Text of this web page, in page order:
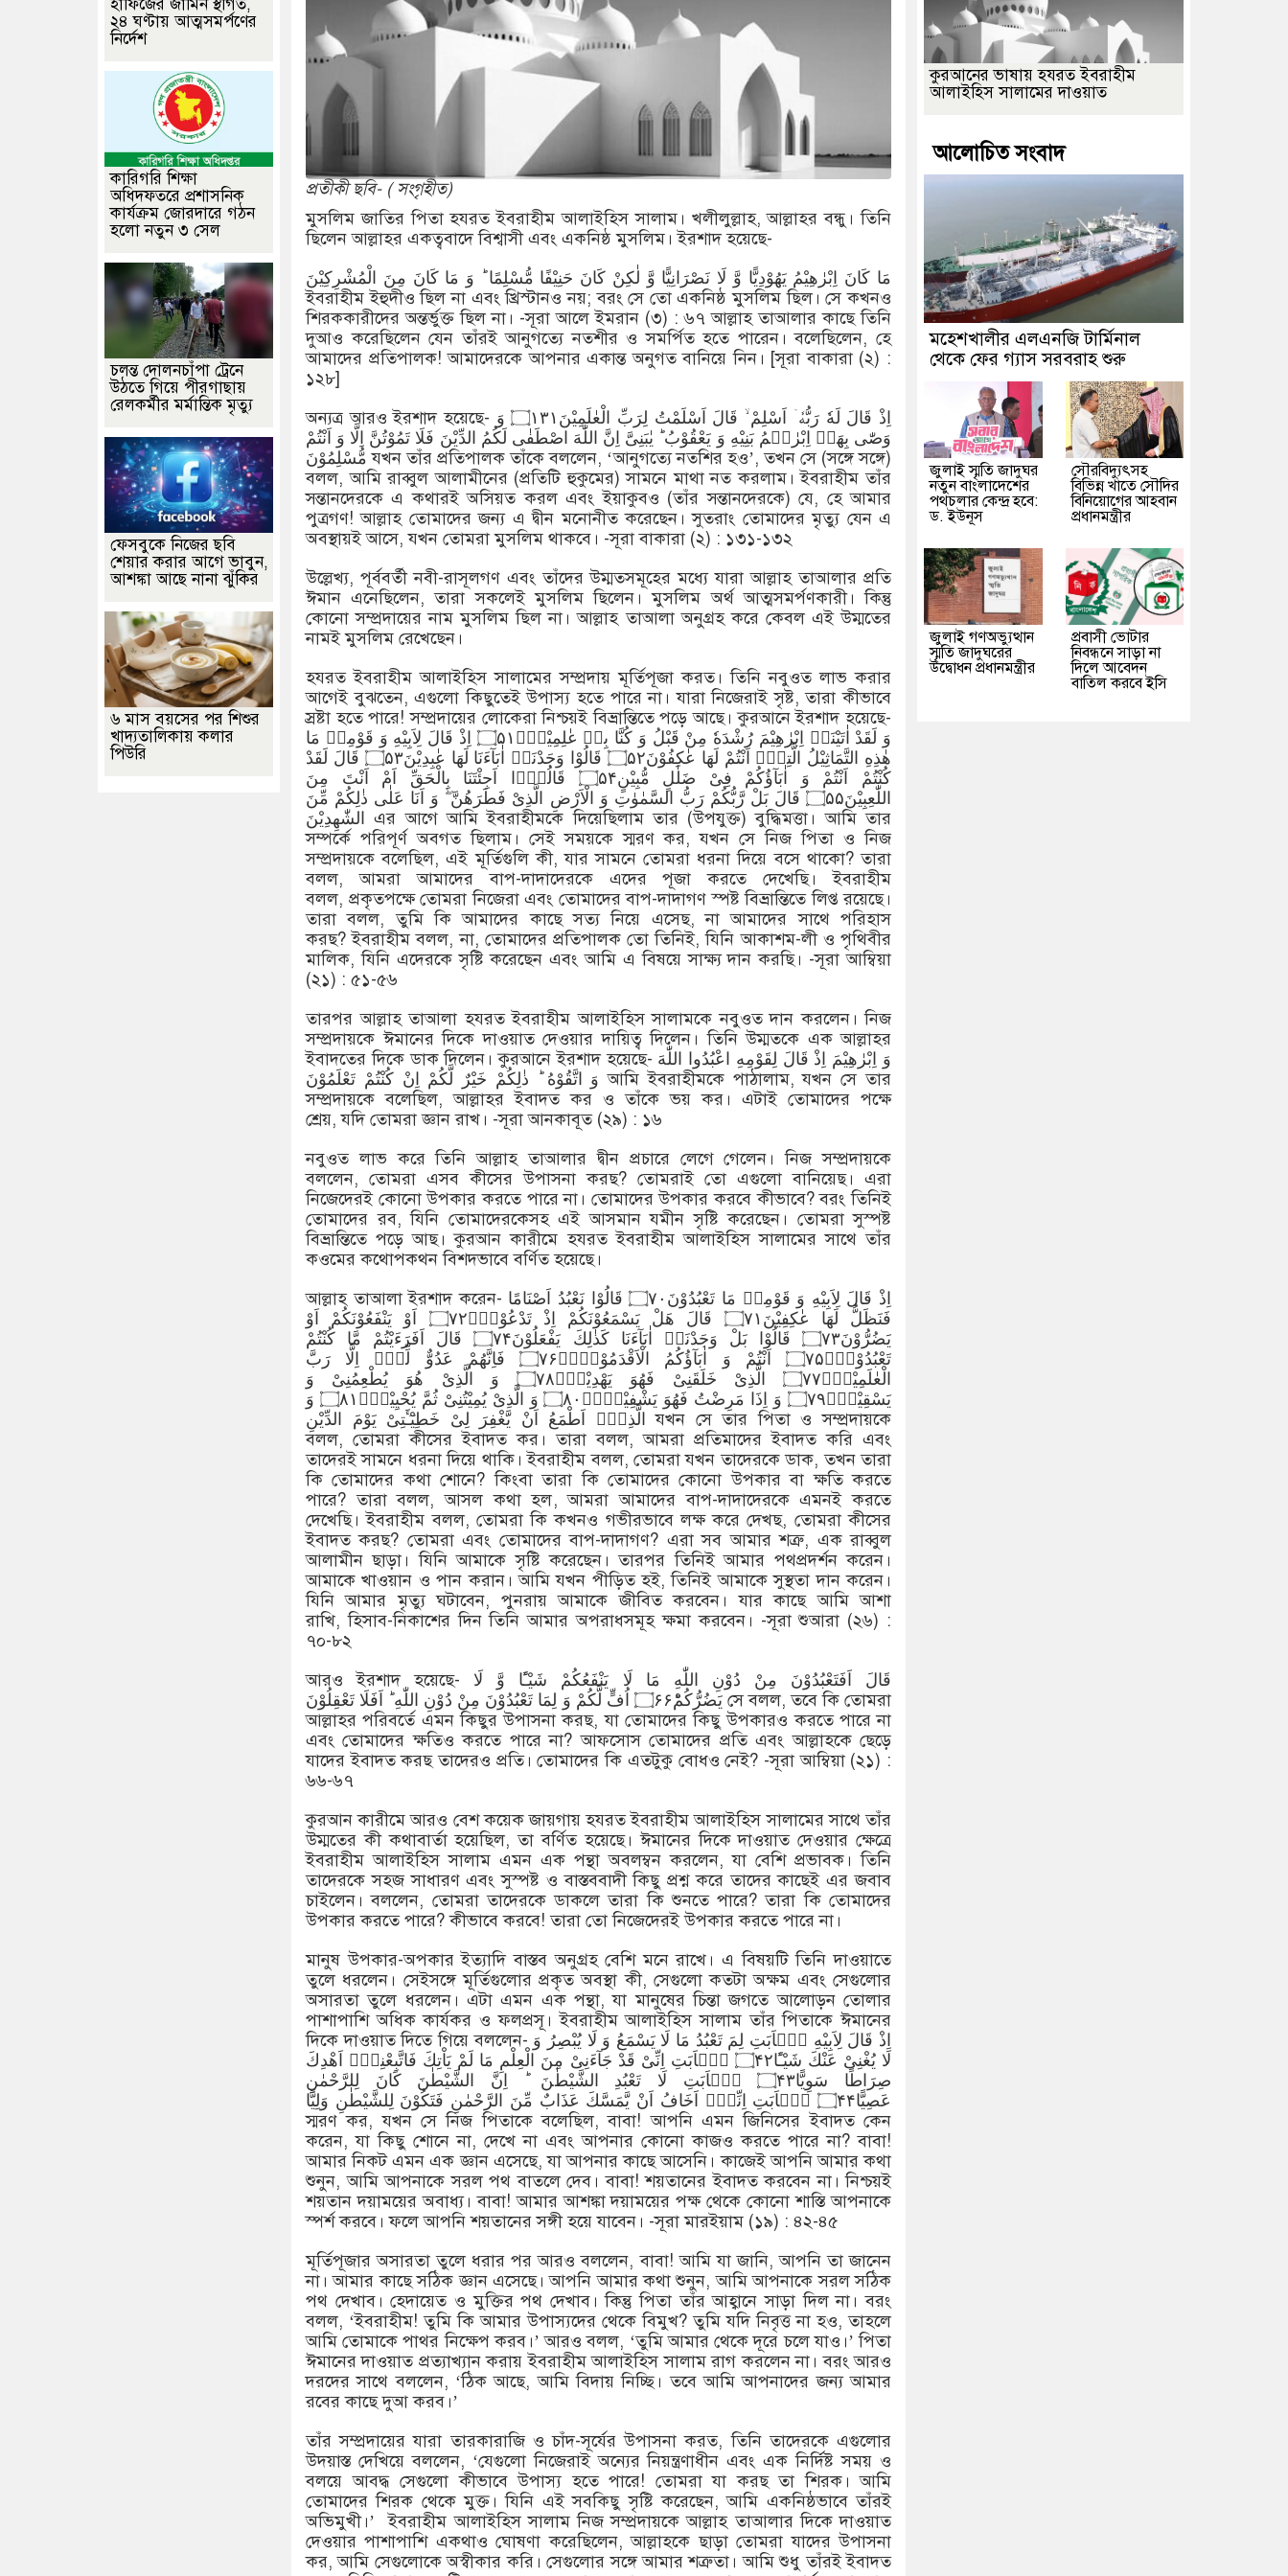
প্রতীকী ছবি- ( সংগৃহীত)
মুসলিম জাতির পিতা হযরত ইবরাহীম আলাইহিস সালাম। খলীলুল্লাহ, আল্লাহর বন্ধু। তিনি
ছিলেন আল্লাহর একত্ববাদে বিশ্বাসী এবং একনিষ্ঠ মুসলিম। ইরশাদ হয়েছে-
مَا كَانَ اِبْرٰهِیْمُ یَهُوْدِیًّا وَّ لَا نَصْرَانِیًّا وَّ لٰكِنْ كَانَ حَنِیْفًا مُّسْلِمًا ؕ وَ مَا كَانَ مِنَ الْمُشْرِكِیْنَ
ইবরাহীম ইহুদীও ছিল না এবং খ্রিস্টানও নয়; বরং সে তো একনিষ্ঠ মুসলিম ছিল। সে কখনও
শিরককারীদের অন্তর্ভুক্ত ছিল না। -সূরা আলে ইমরান (৩) : ৬৭ আল্লাহ তাআলার কাছে তিনি
দুআও করেছিলেন যেন তাঁরই আনুগত্যে নতশীর ও সমর্পিত হতে পারেন। বলেছিলেন, হে
আমাদের প্রতিপালক! আমাদেরকে আপনার একান্ত অনুগত বানিয়ে নিন। [সূরা বাকারা (২) :
১২৮]
অন্যত্র আরও ইরশাদ হয়েছে- اِذْ قَالَ لَهٗ رَبُّهٗۤ اَسْلِمْ ۙ قَالَ اَسْلَمْتُ لِرَبِّ الْعٰلَمِیْنَ۝۱۳۱ وَ
وَصّٰی بِهَاۤ اِبْرٰهٖمُ بَنِیْهِ وَ یَعْقُوْبُ ؕ یٰبَنِیَّ اِنَّ اللّٰهَ اصْطَفٰی لَكُمُ الدِّیْنَ فَلَا تَمُوْتُنَّ اِلَّا وَ اَنْتُمْ
مُّسْلِمُوْنَ যখন তাঁর প্রতিপালক তাঁকে বললেন, ‘আনুগত্যে নতশির হও’, তখন সে (সঙ্গে সঙ্গে)
বলল, আমি রাব্বুল আলামীনের (প্রতিটি হুকুমের) সামনে মাথা নত করলাম। ইবরাহীম তাঁর
সন্তানদেরকে এ কথারই অসিয়ত করল এবং ইয়াকুবও (তাঁর সন্তানদেরকে) যে, হে আমার
পুত্রগণ! আল্লাহ তোমাদের জন্য এ দ্বীন মনোনীত করেছেন। সুতরাং তোমাদের মৃত্যু যেন এ
অবস্থায়ই আসে, যখন তোমরা মুসলিম থাকবে। -সূরা বাকারা (২) : ১৩১-১৩২
উল্লেখ্য, পূর্ববর্তী নবী-রাসূলগণ এবং তাঁদের উম্মতসমূহের মধ্যে যারা আল্লাহ তাআলার প্রতি
ঈমান এনেছিলেন, তারা সকলেই মুসলিম ছিলেন। মুসলিম অর্থ আত্মসমর্পণকারী। কিন্তু
কোনো সম্প্রদায়ের নাম মুসলিম ছিল না। আল্লাহ তাআলা অনুগ্রহ করে কেবল এই উম্মতের
নামই মুসলিম রেখেছেন।
হযরত ইবরাহীম আলাইহিস সালামের সম্প্রদায় মূর্তিপূজা করত। তিনি নবুওত লাভ করার
আগেই বুঝতেন, এগুলো কিছুতেই উপাস্য হতে পারে না। যারা নিজেরাই সৃষ্ট, তারা কীভাবে
স্রষ্টা হতে পারে! সম্প্রদায়ের লোকেরা নিশ্চয়ই বিভ্রান্তিতে পড়ে আছে। কুরআনে ইরশাদ হয়েছে-
وَ لَقَدْ اٰتَیْنَاۤ اِبْرٰهِیْمَ رُشْدَهٗ مِنْ قَبْلُ وَ كُنَّا بِهٖ عٰلِمِیْنَۚ۝۵۱ اِذْ قَالَ لِاَبِیْهِ وَ قَوْمِهٖ مَا
هٰذِهِ التَّمَاثِیْلُ الَّتِیْۤ اَنْتُمْ لَهَا عٰكِفُوْنَ۝۵۲ قَالُوْا وَجَدْنَاۤ اٰبَآءَنَا لَهَا عٰبِدِیْنَ۝۵۳ قَالَ لَقَدْ
كُنْتُمْ اَنْتُمْ وَ اٰبَآؤُكُمْ فِیْ ضَلٰلٍ مُّبِیْنٍ۝۵۴ قَالُوْۤا اَجِئْتَنَا بِالْحَقِّ اَمْ اَنْتَ مِنَ
اللّٰعِبِیْنَ۝۵۵ قَالَ بَلْ رَّبُّكُمْ رَبُّ السَّمٰوٰتِ وَ الْاَرْضِ الَّذِیْ فَطَرَهُنَّ ۖؗ وَ اَنَا عَلٰی ذٰلِكُمْ مِّنَ
الشّٰهِدِیْنَ এর আগে আমি ইবরাহীমকে দিয়েছিলাম তার (উপযুক্ত) বুদ্ধিমত্তা। আমি তার
সম্পর্কে পরিপূর্ণ অবগত ছিলাম। সেই সময়কে স্মরণ কর, যখন সে নিজ পিতা ও নিজ
সম্প্রদায়কে বলেছিল, এই মূর্তিগুলি কী, যার সামনে তোমরা ধরনা দিয়ে বসে থাকো? তারা
বলল, আমরা আমাদের বাপ-দাদাদেরকে এদের পূজা করতে দেখেছি। ইবরাহীম
বলল, প্রকৃতপক্ষে তোমরা নিজেরা এবং তোমাদের বাপ-দাদাগণ স্পষ্ট বিভ্রান্তিতে লিপ্ত রয়েছে।
তারা বলল, তুমি কি আমাদের কাছে সত্য নিয়ে এসেছ, না আমাদের সাথে পরিহাস
করছ? ইবরাহীম বলল, না, তোমাদের প্রতিপালক তো তিনিই, যিনি আকাশম-লী ও পৃথিবীর
মালিক, যিনি এদেরকে সৃষ্টি করেছেন এবং আমি এ বিষয়ে সাক্ষ্য দান করছি। -সূরা আম্বিয়া
(২১) : ৫১-৫৬
তারপর আল্লাহ তাআলা হযরত ইবরাহীম আলাইহিস সালামকে নবুওত দান করলেন। নিজ
সম্প্রদায়কে ঈমানের দিকে দাওয়াত দেওয়ার দায়িত্ব দিলেন। তিনি উম্মতকে এক আল্লাহর
ইবাদতের দিকে ডাক দিলেন। কুরআনে ইরশাদ হয়েছে- وَ اِبْرٰهِیْمَ اِذْ قَالَ لِقَوْمِهِ اعْبُدُوا اللّٰهَ
وَ اتَّقُوْهُ ؕ ذٰلِكُمْ خَیْرٌ لَّكُمْ اِنْ كُنْتُمْ تَعْلَمُوْنَ আমি ইবরাহীমকে পাঠালাম, যখন সে তার
সম্প্রদায়কে বলেছিল, আল্লাহর ইবাদত কর ও তাঁকে ভয় কর। এটাই তোমাদের পক্ষে
শ্রেয়, যদি তোমরা জ্ঞান রাখ। -সূরা আনকাবূত (২৯) : ১৬
নবুওত লাভ করে তিনি আল্লাহ তাআলার দ্বীন প্রচারে লেগে গেলেন। নিজ সম্প্রদায়কে
বললেন, তোমরা এসব কীসের উপাসনা করছ? তোমরাই তো এগুলো বানিয়েছ। এরা
নিজেদেরই কোনো উপকার করতে পারে না। তোমাদের উপকার করবে কীভাবে? বরং তিনিই
তোমাদের রব, যিনি তোমাদেরকেসহ এই আসমান যমীন সৃষ্টি করেছেন। তোমরা সুস্পষ্ট
বিভ্রান্তিতে পড়ে আছ। কুরআন কারীমে হযরত ইবরাহীম আলাইহিস সালামের সাথে তাঁর
কওমের কথোপকথন বিশদভাবে বর্ণিত হয়েছে।
আল্লাহ তাআলা ইরশাদ করেন- اِذْ قَالَ لِاَبِیْهِ وَ قَوْمِهٖ مَا تَعْبُدُوْنَ۝۷۰ قَالُوْا نَعْبُدُ اَصْنَامًا
فَنَظَلُّ لَهَا عٰكِفِیْنَ۝۷۱ قَالَ هَلْ یَسْمَعُوْنَكُمْ اِذْ تَدْعُوْنَۙ۝۷۲ اَوْ یَنْفَعُوْنَكُمْ اَوْ
یَضُرُّوْنَ۝۷۳ قَالُوْا بَلْ وَجَدْنَاۤ اٰبَآءَنَا كَذٰلِكَ یَفْعَلُوْنَ۝۷۴ قَالَ اَفَرَءَیْتُمْ مَّا كُنْتُمْ
تَعْبُدُوْنَۙ۝۷۵ اَنْتُمْ وَ اٰبَآؤُكُمُ الْاَقْدَمُوْنَؗۖ۝۷۶ فَاِنَّهُمْ عَدُوٌّ لِّیْۤ اِلَّا رَبَّ
الْعٰلَمِیْنَۙ۝۷۷ الَّذِیْ خَلَقَنِیْ فَهُوَ یَهْدِیْنِۙ۝۷۸ وَ الَّذِیْ هُوَ یُطْعِمُنِیْ وَ
یَسْقِیْنِۙ۝۷۹ وَ اِذَا مَرِضْتُ فَهُوَ یَشْفِیْنِ۪ۙ۝۸۰ وَ الَّذِیْ یُمِیْتُنِیْ ثُمَّ یُحْیِیْنِۙ۝۸۱ وَ
الَّذِیْۤ اَطْمَعُ اَنْ یَّغْفِرَ لِیْ خَطِیْٓـَٔتِیْ یَوْمَ الدِّیْنِ যখন সে তার পিতা ও সম্প্রদায়কে
বলল, তোমরা কীসের ইবাদত কর। তারা বলল, আমরা প্রতিমাদের ইবাদত করি এবং
তাদেরই সামনে ধরনা দিয়ে থাকি। ইবরাহীম বলল, তোমরা যখন তাদেরকে ডাক, তখন তারা
কি তোমাদের কথা শোনে? কিংবা তারা কি তোমাদের কোনো উপকার বা ক্ষতি করতে
পারে? তারা বলল, আসল কথা হল, আমরা আমাদের বাপ-দাদাদেরকে এমনই করতে
দেখেছি। ইবরাহীম বলল, তোমরা কি কখনও গভীরভাবে লক্ষ করে দেখছ, তোমরা কীসের
ইবাদত করছ? তোমরা এবং তোমাদের বাপ-দাদাগণ? এরা সব আমার শত্রু, এক রাব্বুল
আলামীন ছাড়া। যিনি আমাকে সৃষ্টি করেছেন। তারপর তিনিই আমার পথপ্রদর্শন করেন।
আমাকে খাওয়ান ও পান করান। আমি যখন পীড়িত হই, তিনিই আমাকে সুস্থতা দান করেন।
যিনি আমার মৃত্যু ঘটাবেন, পুনরায় আমাকে জীবিত করবেন। যার কাছে আমি আশা
রাখি, হিসাব-নিকাশের দিন তিনি আমার অপরাধসমূহ ক্ষমা করবেন। -সূরা শুআরা (২৬) :
৭০-৮২
আরও ইরশাদ হয়েছে- قَالَ اَفَتَعْبُدُوْنَ مِنْ دُوْنِ اللّٰهِ مَا لَا یَنْفَعُكُمْ شَیْـًٔا وَّ لَا
یَضُرُّكُمْؕ۝۶۶ اُفٍّ لَّكُمْ وَ لِمَا تَعْبُدُوْنَ مِنْ دُوْنِ اللّٰهِ ؕ اَفَلَا تَعْقِلُوْنَ সে বলল, তবে কি তোমরা
আল্লাহর পরিবর্তে এমন কিছুর উপাসনা করছ, যা তোমাদের কিছু উপকারও করতে পারে না
এবং তোমাদের ক্ষতিও করতে পারে না? আফসোস তোমাদের প্রতি এবং আল্লাহকে ছেড়ে
যাদের ইবাদত করছ তাদেরও প্রতি। তোমাদের কি এতটুকু বোধও নেই? -সূরা আম্বিয়া (২১) :
৬৬-৬৭
কুরআন কারীমে আরও বেশ কয়েক জায়গায় হযরত ইবরাহীম আলাইহিস সালামের সাথে তাঁর
উম্মতের কী কথাবার্তা হয়েছিল, তা বর্ণিত হয়েছে। ঈমানের দিকে দাওয়াত দেওয়ার ক্ষেত্রে
ইবরাহীম আলাইহিস সালাম এমন এক পন্থা অবলম্বন করলেন, যা বেশি প্রভাবক। তিনি
তাদেরকে সহজ সাধারণ এবং সুস্পষ্ট ও বাস্তববাদী কিছু প্রশ্ন করে তাদের কাছেই এর জবাব
চাইলেন। বললেন, তোমরা তাদেরকে ডাকলে তারা কি শুনতে পারে? তারা কি তোমাদের
উপকার করতে পারে? কীভাবে করবে! তারা তো নিজেদেরই উপকার করতে পারে না।
মানুষ উপকার-অপকার ইত্যাদি বাস্তব অনুগ্রহ বেশি মনে রাখে। এ বিষয়টি তিনি দাওয়াতে
তুলে ধরলেন। সেইসঙ্গে মূর্তিগুলোর প্রকৃত অবস্থা কী, সেগুলো কতটা অক্ষম এবং সেগুলোর
অসারতা তুলে ধরলেন। এটা এমন এক পন্থা, যা মানুষের চিন্তা জগতে আলোড়ন তোলার
পাশাপাশি অধিক কার্যকর ও ফলপ্রসূ। ইবরাহীম আলাইহিস সালাম তাঁর পিতাকে ঈমানের
দিকে দাওয়াত দিতে গিয়ে বললেন- اِذْ قَالَ لِاَبِیْهِ یٰۤاَبَتِ لِمَ تَعْبُدُ مَا لَا یَسْمَعُ وَ لَا یُبْصِرُ وَ
لَا یُغْنِیْ عَنْكَ شَیْـًٔا۝۴۲ یٰۤاَبَتِ اِنِّیْ قَدْ جَآءَنِیْ مِنَ الْعِلْمِ مَا لَمْ یَاْتِكَ فَاتَّبِعْنِیْۤ اَهْدِكَ
صِرَاطًا سَوِیًّا۝۴۳ یٰۤاَبَتِ لَا تَعْبُدِ الشَّیْطٰنَ ؕ اِنَّ الشَّیْطٰنَ كَانَ لِلرَّحْمٰنِ
عَصِیًّا۝۴۴ یٰۤاَبَتِ اِنِّیْۤ اَخَافُ اَنْ یَّمَسَّكَ عَذَابٌ مِّنَ الرَّحْمٰنِ فَتَكُوْنَ لِلشَّیْطٰنِ وَلِیًّا
স্মরণ কর, যখন সে নিজ পিতাকে বলেছিল, বাবা! আপনি এমন জিনিসের ইবাদত কেন
করেন, যা কিছু শোনে না, দেখে না এবং আপনার কোনো কাজও করতে পারে না? বাবা!
আমার নিকট এমন এক জ্ঞান এসেছে, যা আপনার কাছে আসেনি। কাজেই আপনি আমার কথা
শুনুন, আমি আপনাকে সরল পথ বাতলে দেব। বাবা! শয়তানের ইবাদত করবেন না। নিশ্চয়ই
শয়তান দয়াময়ের অবাধ্য। বাবা! আমার আশঙ্কা দয়াময়ের পক্ষ থেকে কোনো শাস্তি আপনাকে
স্পর্শ করবে। ফলে আপনি শয়তানের সঙ্গী হয়ে যাবেন। -সূরা মারইয়াম (১৯) : ৪২-৪৫
মূর্তিপূজার অসারতা তুলে ধরার পর আরও বললেন, বাবা! আমি যা জানি, আপনি তা জানেন
না। আমার কাছে সঠিক জ্ঞান এসেছে। আপনি আমার কথা শুনুন, আমি আপনাকে সরল সঠিক
পথ দেখাব। হেদায়েত ও মুক্তির পথ দেখাব। কিন্তু পিতা তাঁর আহ্বানে সাড়া দিল না। বরং
বলল, ‘ইবরাহীম! তুমি কি আমার উপাস্যদের থেকে বিমুখ? তুমি যদি নিবৃত্ত না হও, তাহলে
আমি তোমাকে পাথর নিক্ষেপ করব।’ আরও বলল, ‘তুমি আমার থেকে দূরে চলে যাও।’ পিতা
ঈমানের দাওয়াত প্রত্যাখ্যান করায় ইবরাহীম আলাইহিস সালাম রাগ করলেন না। বরং আরও
দরদের সাথে বললেন, ‘ঠিক আছে, আমি বিদায় নিচ্ছি। তবে আমি আপনাদের জন্য আমার
রবের কাছে দুআ করব।’
তাঁর সম্প্রদায়ের যারা তারকারাজি ও চাঁদ-সূর্যের উপাসনা করত, তিনি তাদেরকে এগুলোর
উদয়াস্ত দেখিয়ে বললেন, ‘যেগুলো নিজেরাই অন্যের নিয়ন্ত্রণাধীন এবং এক নির্দিষ্ট সময় ও
বলয়ে আবদ্ধ সেগুলো কীভাবে উপাস্য হতে পারে! তোমরা যা করছ তা শিরক। আমি
তোমাদের শিরক থেকে মুক্ত। যিনি এই সবকিছু সৃষ্টি করেছেন, আমি একনিষ্ঠভাবে তাঁরই
অভিমুখী।’ ইবরাহীম আলাইহিস সালাম নিজ সম্প্রদায়কে আল্লাহ তাআলার দিকে দাওয়াত
দেওয়ার পাশাপাশি একথাও ঘোষণা করেছিলেন, আল্লাহকে ছাড়া তোমরা যাদের উপাসনা
কর, আমি সেগুলোকে অস্বীকার করি। সেগুলোর সঙ্গে আমার শত্রুতা। আমি শুধু তাঁরই ইবাদত
হাফিজের জামিন স্থগিত,
২৪ ঘণ্টায় আত্মসমর্পণের
নির্দেশ
কারিগরি শিক্ষা
অধিদফতরে প্রশাসনিক
কার্যক্রম জোরদারে গঠন
হলো নতুন ৩ সেল
চলন্ত দোলনচাঁপা ট্রেনে
উঠতে গিয়ে পীরগাছায়
রেলকর্মীর মর্মান্তিক মৃত্যু
ফেসবুকে নিজের ছবি
শেয়ার করার আগে ভাবুন,
আশঙ্কা আছে নানা ঝুঁকির
৬ মাস বয়সের পর শিশুর
খাদ্যতালিকায় কলার
পিউরি
কুরআনের ভাষায় হযরত ইবরাহীম
আলাইহিস সালামের দাওয়াত
আলোচিত সংবাদ
মহেশখালীর এলএনজি টার্মিনাল
থেকে ফের গ্যাস সরবরাহ শুরু
জুলাই স্মৃতি জাদুঘর
নতুন বাংলাদেশের
পথচলার কেন্দ্র হবে:
ড. ইউনূস
সৌরবিদ্যুৎসহ
বিভিন্ন খাতে সৌদির
বিনিয়োগের আহবান
প্রধানমন্ত্রীর
জুলাই গণঅভ্যুত্থান
স্মৃতি জাদুঘরের
উদ্বোধন প্রধানমন্ত্রীর
প্রবাসী ভোটার
নিবন্ধনে সাড়া না
দিলে আবেদন
বাতিল করবে ইসি